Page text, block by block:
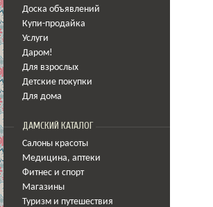
Доска объявлений
Купи-продайка
Услуги
Даром!
Для взрослых
Детские покупки
Для дома
ДАМСКИЙ КАТАЛОГ
Салоны красоты
Медицина, аптеки
Фитнес и спорт
Магазины
Туризм и путешествия